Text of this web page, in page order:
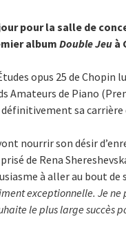
pour la salle de
album Double Jeu à
opus 25 de Chopin
Amateurs de Piano
sa
nourrir son désir
de Rena
à aller au bout de
exceptionnelle. Je ne
le plus large succès